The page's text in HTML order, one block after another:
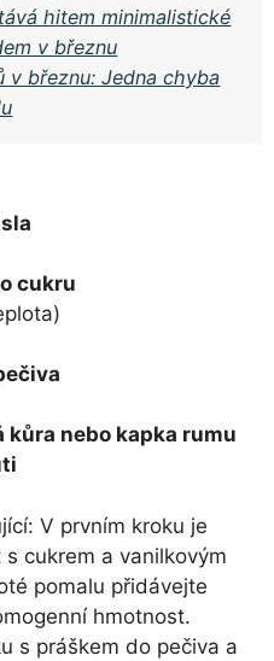
hitem minimalistické
v březnu
březnu: Jedna chyba
cukru
nebo kapka rumu
V prvním kroku je
cukrem a vanilkovým
pomalu přidávejte
hmotnost.
s práškem do pečiva a